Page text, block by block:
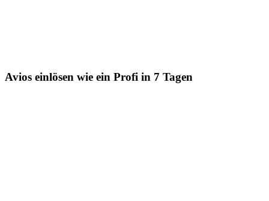
Avios einlösen wie ein Profi in 7 Tagen